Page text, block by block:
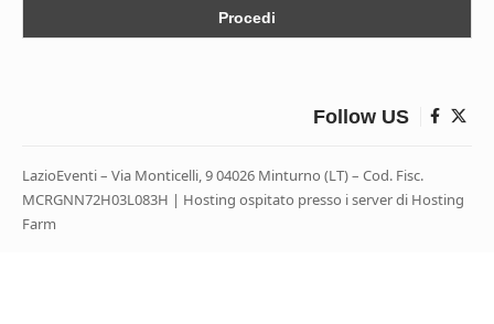
Follow US
LazioEventi – Via Monticelli, 9 04026 Minturno (LT) – Cod. Fisc.
MCRGNN72H03L083H | Hosting ospitato presso i server di Hosting
Farm